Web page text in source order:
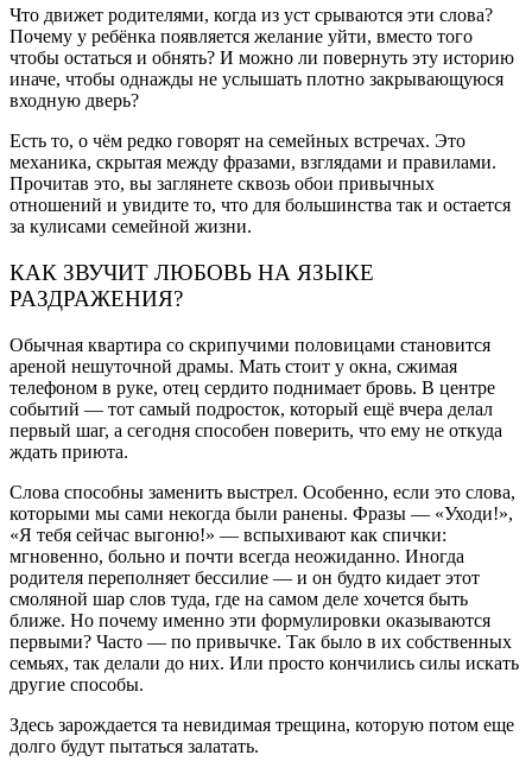
Что движет родителями, когда из уст срываются эти слова?
Почему у ребёнка появляется желание уйти, вместо того
чтобы остаться и обнять? И можно ли повернуть эту историю
иначе, чтобы однажды не услышать плотно закрывающуюся
входную дверь?
Есть то, о чём редко говорят на семейных встречах. Это
механика, скрытая между фразами, взглядами и правилами.
Прочитав это, вы заглянете сквозь обои привычных
отношений и увидите то, что для большинства так и остается
за кулисами семейной жизни.
КАК ЗВУЧИТ ЛЮБОВЬ НА ЯЗЫКЕ
РАЗДРАЖЕНИЯ?
Обычная квартира со скрипучими половицами становится
ареной нешуточной драмы. Мать стоит у окна, сжимая
телефоном в руке, отец сердито поднимает бровь. В центре
событий — тот самый подросток, который ещё вчера делал
первый шаг, а сегодня способен поверить, что ему не откуда
ждать приюта.
Слова способны заменить выстрел. Особенно, если это слова,
которыми мы сами некогда были ранены. Фразы — «Уходи!»,
«Я тебя сейчас выгоню!» — вспыхивают как спички:
мгновенно, больно и почти всегда неожиданно. Иногда
родителя переполняет бессилие — и он будто кидает этот
смоляной шар слов туда, где на самом деле хочется быть
ближе. Но почему именно эти формулировки оказываются
первыми? Часто — по привычке. Так было в их собственных
семьях, так делали до них. Или просто кончились силы искать
другие способы.
Здесь зарождается та невидимая трещина, которую потом еще
долго будут пытаться залатать.